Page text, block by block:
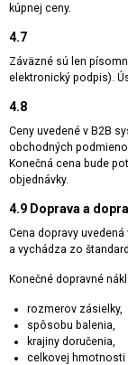
kúpnej ceny.
4.7
Záväzné sú len
elektronický podpis).
4.8
Ceny uvedené v B2B
obchodných
Konečná cena bude
objednávky.
4.9 Doprava a
Cena dopravy
a vychádza zo
Konečné dopravné
rozmerov zásielky,
spôsobu balenia,
krajiny doručenia,
celkovej hmotnosti